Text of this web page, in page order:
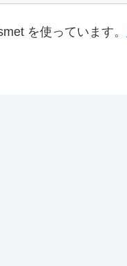
を使っています。